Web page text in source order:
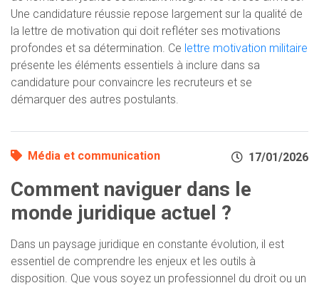
Une candidature réussie repose largement sur la qualité de
la lettre de motivation qui doit refléter ses motivations
profondes et sa détermination. Ce lettre motivation militaire
présente les éléments essentiels à inclure dans sa
candidature pour convaincre les recruteurs et se
démarquer des autres postulants.
Média et communication 17/01/2026
Comment naviguer dans le
monde juridique actuel ?
Dans un paysage juridique en constante évolution, il est
essentiel de comprendre les enjeux et les outils à
disposition. Que vous soyez un professionnel du droit ou un